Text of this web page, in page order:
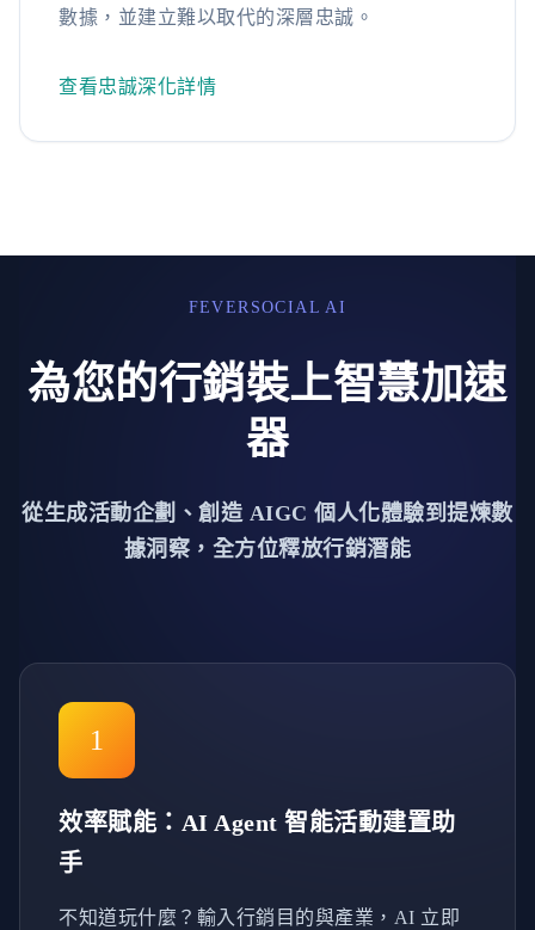
數據，並建立難以取代的深層忠誠。
查看忠誠深化詳情
FEVERSOCIAL AI
為您的行銷裝上智慧加速
器
從生成活動企劃、創造 AIGC 個人化體驗到提煉數
據洞察，全方位釋放行銷潛能
1
效率賦能：AI Agent 智能活動建置助
手
不知道玩什麼？輸入行銷目的與產業，AI 立即